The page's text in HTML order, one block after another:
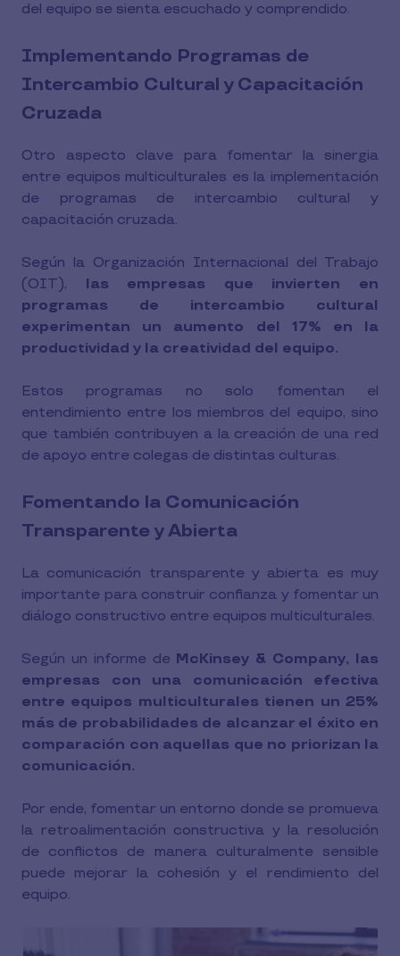
del equipo se sienta escuchado y comprendido.
Implementando Programas de
Intercambio Cultural y Capacitación
Cruzada
Otro aspecto clave para fomentar la sinergia
entre equipos multiculturales es la implementación
de programas de intercambio cultural y
capacitación cruzada.
Según la Organización Internacional del Trabajo
(OIT), las empresas que invierten en
programas de intercambio cultural
experimentan un aumento del 17% en la
productividad y la creatividad del equipo.
Estos programas no solo fomentan el
entendimiento entre los miembros del equipo, sino
que también contribuyen a la creación de una red
de apoyo entre colegas de distintas culturas.
Fomentando la Comunicación
Transparente y Abierta
La comunicación transparente y abierta es muy
importante para construir confianza y fomentar un
diálogo constructivo entre equipos multiculturales.
Según un informe de McKinsey & Company, las
empresas con una comunicación efectiva
entre equipos multiculturales tienen un 25%
más de probabilidades de alcanzar el éxito en
comparación con aquellas que no priorizan la
comunicación.
Por ende, fomentar un entorno donde se promueva
la retroalimentación constructiva y la resolución
de conflictos de manera culturalmente sensible
puede mejorar la cohesión y el rendimiento del
equipo.